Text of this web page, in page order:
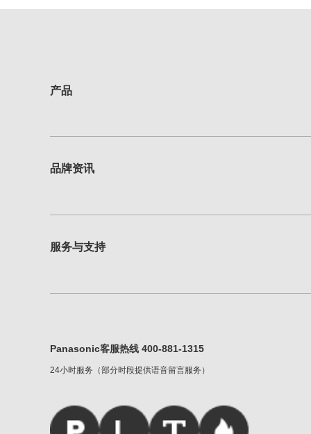
产品
品牌资讯
服务与支持
Panasonic客服热线 400-881-1315
24小时服务（部分时段提供语音留言服务）